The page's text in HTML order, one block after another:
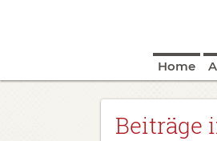
Home
Beiträge